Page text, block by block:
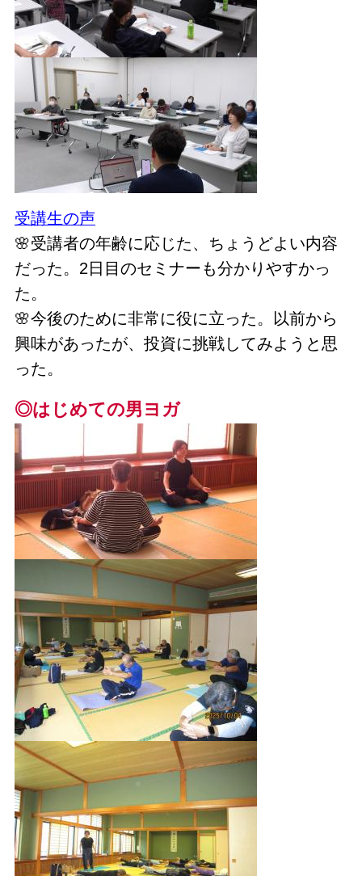
受講生の声
🌸受講者の年齢に応じた、ちょうどよい内容
だった。2日目のセミナーも分かりやすかっ
た。
🌸今後のために非常に役に立った。以前から
興味があったが、投資に挑戦してみようと思
った。
◎はじめての男ヨガ